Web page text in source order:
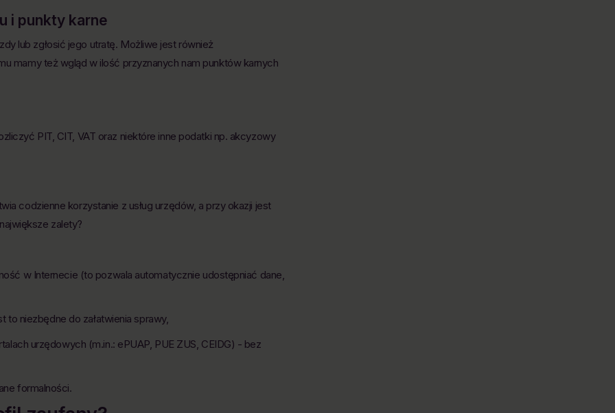
i punkty karne
lub zgłosić jego utratę. Możliwe jest również
mamy też wgląd w ilość przyznanych nam punktów karnych
PIT, CIT, VAT oraz niektóre inne podatki np. akcyzowy
codzienne korzystanie z usług urzędów, a przy okazji jest
zalety?
w Internecie (to pozwala automatycznie udostępniać dane,
niezbędne do załatwienia sprawy,
urzędowych (m.in.: ePUAP, PUE ZUS, CEIDG) - bez
formalności.